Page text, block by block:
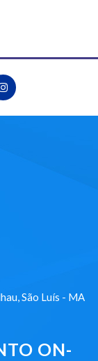
São Luís - MA
ON-